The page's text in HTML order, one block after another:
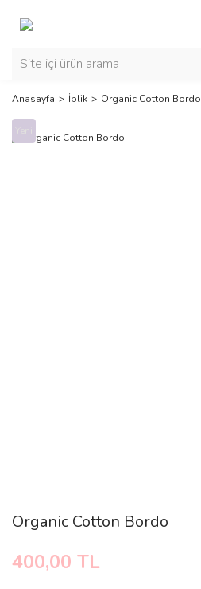
Anasayfa İplik Organic Cotton Bordo
Organic Cotton Bordo
400,00 TL